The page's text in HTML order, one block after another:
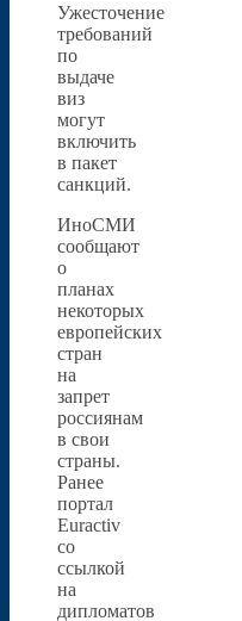
Ужесточение
требований
по
выдаче
виз
могут
включить
в пакет
санкций.
ИноСМИ
сообщают
о
планах
некоторых
европейских
стран
на
запрет
россиянам
в свои
страны.
Ранее
портал
Euractiv
со
ссылкой
на
дипломатов